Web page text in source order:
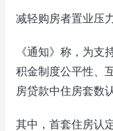
减轻购房者置业压
《通知》称，为支
积金制度公平性、
房贷款中住房套数
其中，首套住房认